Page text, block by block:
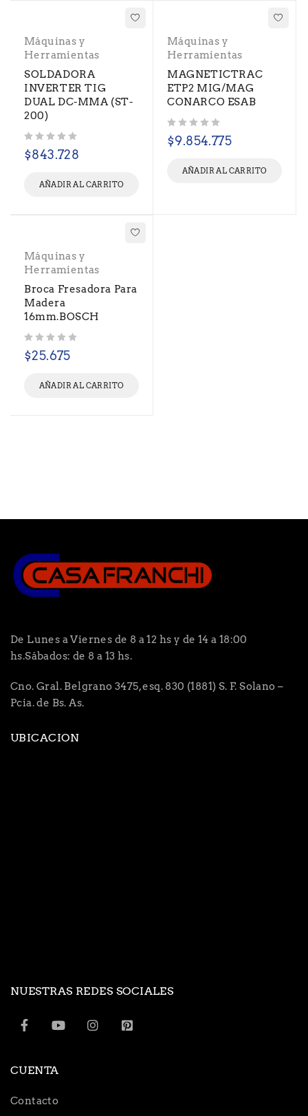
Máquinas y
Herramientas
SOLDADORA
INVERTER TIG
DUAL DC-MMA (ST-
200)
$843.728
AÑADIR AL CARRITO
Máquinas y
Herramientas
MAGNETICTRAC
ETP2 MIG/MAG
CONARCO ESAB
$9.854.775
AÑADIR AL CARRITO
Máquinas y
Herramientas
Broca Fresadora Para
Madera
16mm.BOSCH
$25.675
AÑADIR AL CARRITO
De Lunes a Viernes de 8 a 12 hs y de 14 a 18:00
hs.Sábados: de 8 a 13 hs.
Cno. Gral. Belgrano 3475, esq. 830 (1881) S. F. Solano –
Pcia. de Bs. As.
UBICACION
NUESTRAS REDES SOCIALES
CUENTA
Contacto